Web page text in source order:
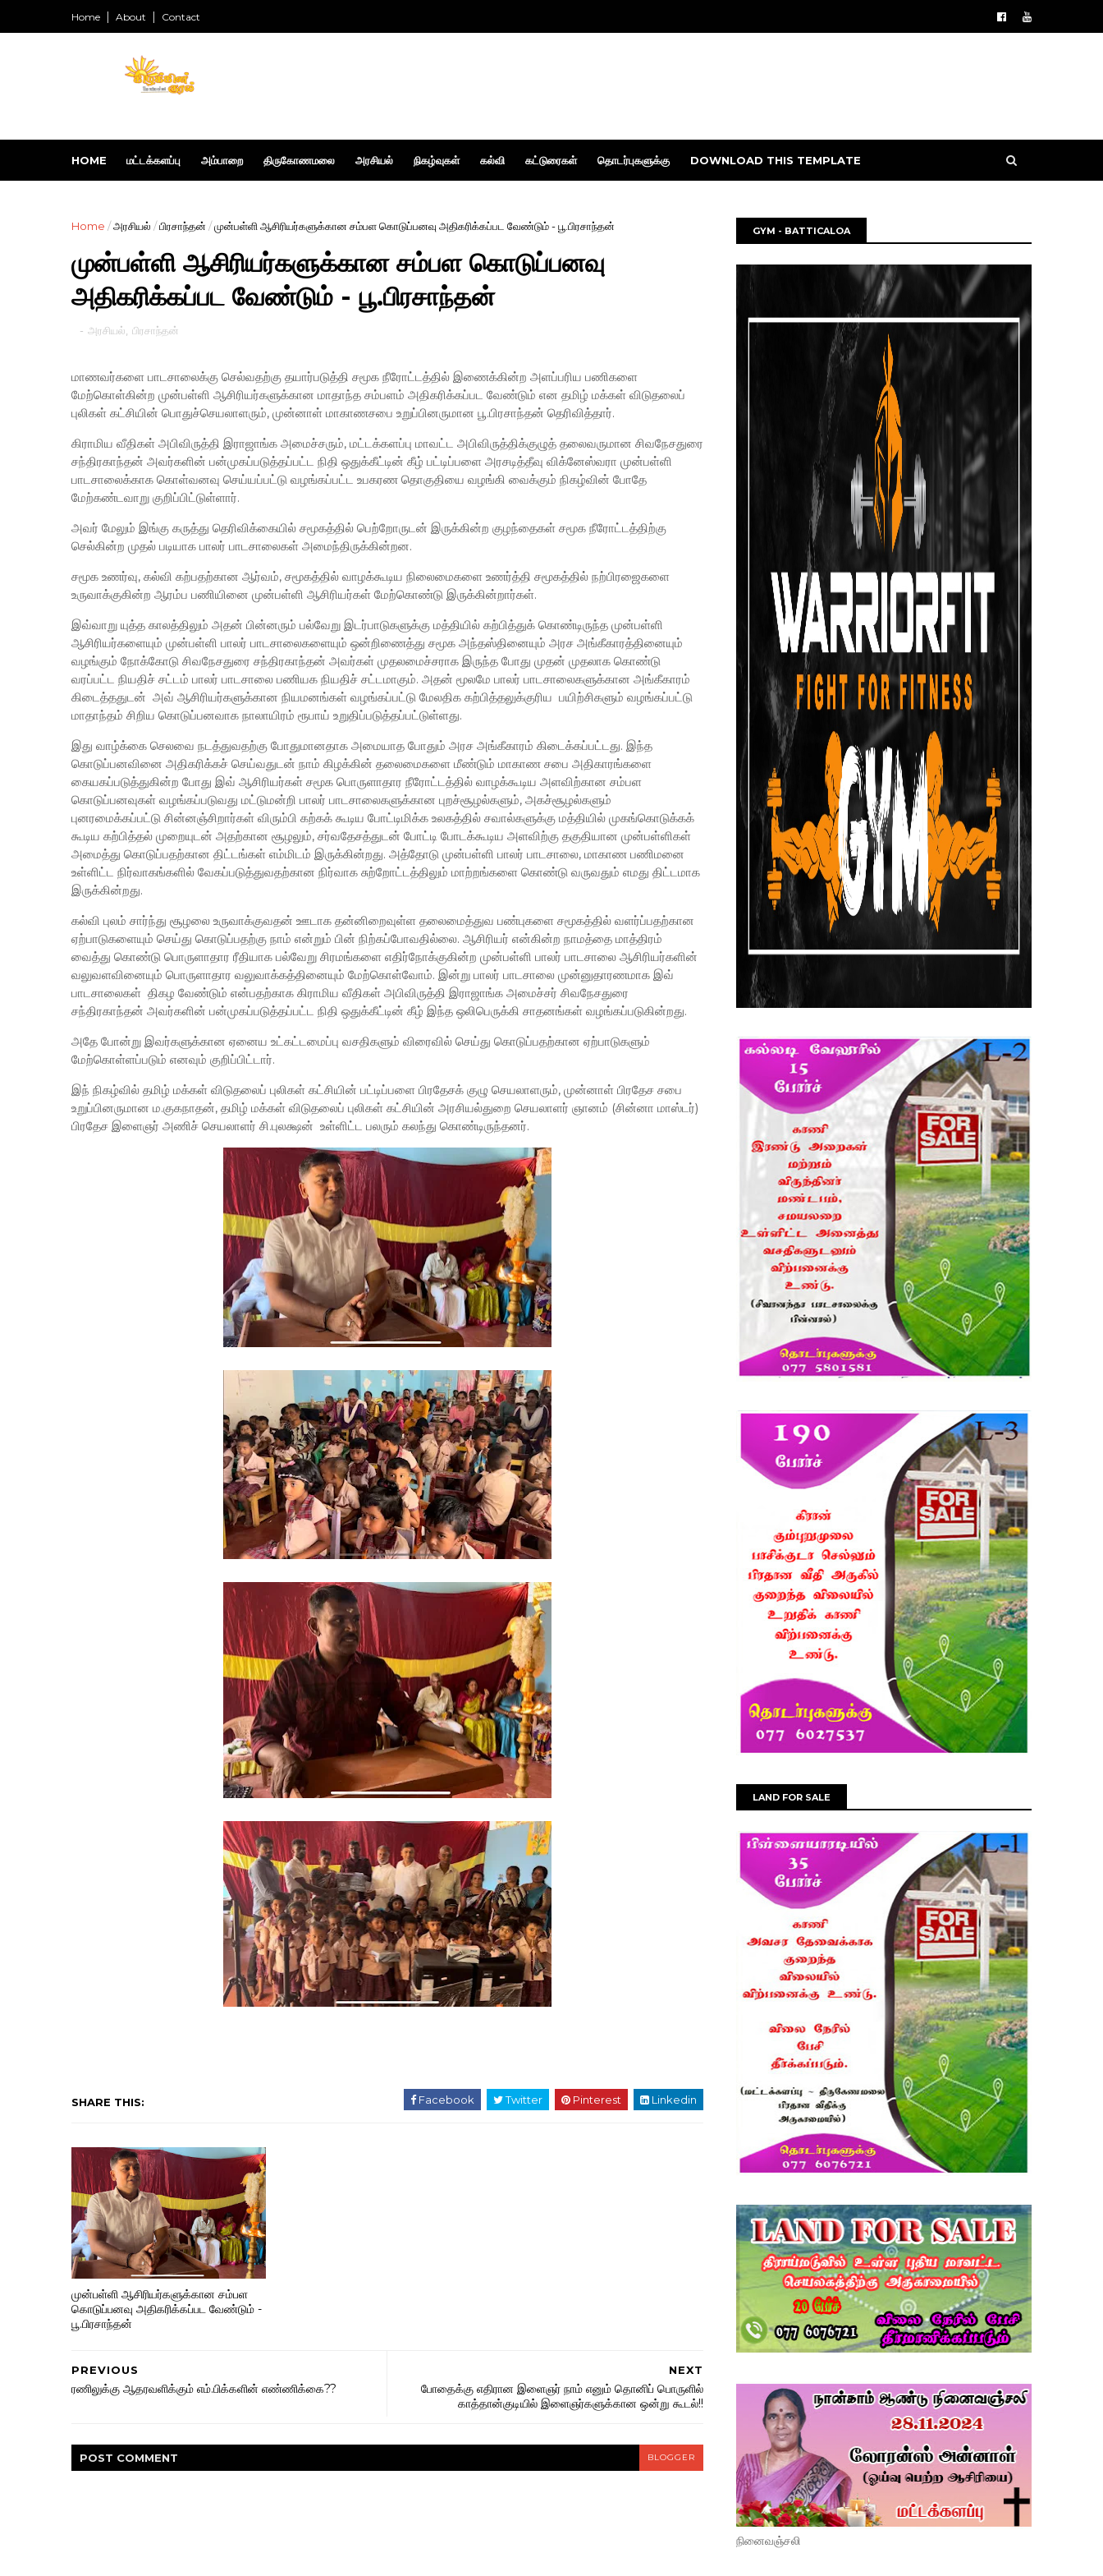
Home About Contact
HOME மட்டக்களப்பு அம்பாறை திருகோணமலை அரசியல் நிகழ்வுகள் கல்வி கட்டுரைகள் தொடர்புகளுக்கு DOWNLOAD THIS TEMPLATE
Home /அரசியல் /பிரசாந்தன் /முன்பள்ளி ஆசிரியர்களுக்கான சம்பள கொடுப்பனவு அதிகரிக்கப்பட வேண்டும் - பூ.பிரசாந்தன்
முன்பள்ளி ஆசிரியர்களுக்கான சம்பள கொடுப்பனவு
அதிகரிக்கப்பட வேண்டும் - பூ.பிரசாந்தன்
- அரசியல் பிரசாந்தன்
மாணவர்களை பாடசாலைக்கு செல்வதற்கு தயார்படுத்தி சமூக நீரோட்டத்தில் இணைக்கின்ற அளப்பரிய பணிகளை
மேற்கொள்கின்ற முன்பள்ளி ஆசிரியர்களுக்கான மாதாந்த சம்பளம் அதிகரிக்கப்பட வேண்டும் என தமிழ் மக்கள் விடுதலைப்
புலிகள் கட்சியின் பொதுச்செயலாளரும், முன்னாள் மாகாணசபை உறுப்பினருமான பூ.பிரசாந்தன் தெரிவித்தார்.
கிராமிய வீதிகள் அபிவிருத்தி இராஜாங்க அமைச்சரும், மட்டக்களப்பு மாவட்ட அபிவிருத்திக்குழுத் தலைவருமான சிவநேசதுரை
சந்திரகாந்தன் அவர்களின் பன்முகப்படுத்தப்பட்ட நிதி ஒதுக்கீட்டின் கீழ் பட்டிப்பளை அரசடித்தீவு விக்னேஸ்வரா முன்பள்ளி
பாடசாலைக்காக கொள்வனவு செய்யப்பட்டு வழங்கப்பட்ட உபகரண தொகுதியை வழங்கி வைக்கும் நிகழ்வின் போதே
மேற்கண்டவாறு குறிப்பிட்டுள்ளார்.
அவர் மேலும் இங்கு கருத்து தெரிவிக்கையில் சமூகத்தில் பெற்றோருடன் இருக்கின்ற குழந்தைகள் சமூக நீரோட்டத்திற்கு
செல்கின்ற முதல் படியாக பாலர் பாடசாலைகள் அமைந்திருக்கின்றன.
சமூக உணர்வு, கல்வி கற்பதற்கான ஆர்வம், சமூகத்தில் வாழக்கூடிய நிலைமைகளை உணர்த்தி சமூகத்தில் நற்பிரஜைகளை
உருவாக்குகின்ற ஆரம்ப பணியினை முன்பள்ளி ஆசிரியர்கள் மேற்கொண்டு இருக்கின்றார்கள்.
இவ்வாறு யுத்த காலத்திலும் அதன் பின்னரும் பல்வேறு இடர்பாடுகளுக்கு மத்தியில் கற்பித்துக் கொண்டிருந்த முன்பள்ளி
ஆசிரியர்களையும் முன்பள்ளி பாலர் பாடசாலைகளையும் ஒன்றிணைத்து சமூக அந்தஸ்தினையும் அரச அங்கீகாரத்தினையும்
வழங்கும் நோக்கோடு சிவநேசதுரை சந்திரகாந்தன் அவர்கள் முதலமைச்சராக இருந்த போது முதன் முதலாக கொண்டு
வரப்பட்ட நியதிச் சட்டம் பாலர் பாடசாலை பணியக நியதிச் சட்டமாகும். அதன் மூலமே பாலர் பாடசாலைகளுக்கான அங்கீகாரம்
கிடைத்ததுடன் அவ் ஆசிரியர்களுக்கான நியமனங்கள் வழங்கப்பட்டு மேலதிக கற்பித்தலுக்குரிய பயிற்சிகளும் வழங்கப்பட்டு
மாதாந்தம் சிறிய கொடுப்பனவாக நாலாயிரம் ரூபாய் உறுதிப்படுத்தப்பட்டுள்ளது.
இது வாழ்க்கை செலவை நடத்துவதற்கு போதுமானதாக அமையாத போதும் அரச அங்கீகாரம் கிடைக்கப்பட்டது. இந்த
கொடுப்பனவினை அதிகரிக்கச் செய்வதுடன் நாம் கிழக்கின் தலைமைகளை மீண்டும் மாகாண சபை அதிகாரங்களை
கையகப்படுத்துகின்ற போது இவ் ஆசிரியர்கள் சமூக பொருளாதார நீரோட்டத்தில் வாழக்கூடிய அளவிற்கான சம்பள
கொடுப்பனவுகள் வழங்கப்படுவது மட்டுமன்றி பாலர் பாடசாலைகளுக்கான புறச்சூழல்களும், அகச்சூழல்களும்
புனரமைக்கப்பட்டு சின்னஞ்சிறார்கள் விரும்பி கற்கக் கூடிய போட்டிமிக்க உலகத்தில் சவால்களுக்கு மத்தியில் முகங்கொடுக்கக்
கூடிய கற்பித்தல் முறையுடன் அதற்கான சூழலும், சர்வதேசத்துடன் போட்டி போடக்கூடிய அளவிற்கு தகுதியான முன்பள்ளிகள்
அமைத்து கொடுப்பதற்கான திட்டங்கள் எம்மிடம் இருக்கின்றது. அத்தோடு முன்பள்ளி பாலர் பாடசாலை, மாகாண பணிமனை
உள்ளிட்ட நிர்வாகங்களில் வேகப்படுத்துவதற்கான நிர்வாக சுற்றோட்டத்திலும் மாற்றங்களை கொண்டு வருவதும் எமது திட்டமாக
இருக்கின்றது.
கல்வி புலம் சார்ந்து சூழலை உருவாக்குவதன் ஊடாக தன்னிறைவுள்ள தலைமைத்துவ பண்புகளை சமூகத்தில் வளர்ப்பதற்கான
ஏற்பாடுகளையும் செய்து கொடுப்பதற்கு நாம் என்றும் பின் நிற்கப்போவதில்லை. ஆசிரியர் என்கின்ற நாமத்தை மாத்திரம்
வைத்து கொண்டு பொருளாதார ரீதியாக பல்வேறு சிரமங்களை எதிர்நோக்குகின்ற முன்பள்ளி பாலர் பாடசாலை ஆசிரியர்களின்
வலுவளவினையும் பொருளாதார வலுவாக்கத்தினையும் மேற்கொள்வோம். இன்று பாலர் பாடசாலை முன்னுதாரணமாக இவ்
பாடசாலைகள் திகழ வேண்டும் என்பதற்காக கிராமிய வீதிகள் அபிவிருத்தி இராஜாங்க அமைச்சர் சிவநேசதுரை
சந்திரகாந்தன் அவர்களின் பன்முகப்படுத்தப்பட்ட நிதி ஒதுக்கீட்டின் கீழ் இந்த ஒலிபெருக்கி சாதனங்கள் வழங்கப்படுகின்றது.
அதே போன்று இவர்களுக்கான ஏனைய உட்கட்டமைப்பு வசதிகளும் விரைவில் செய்து கொடுப்பதற்கான ஏற்பாடுகளும்
மேற்கொள்ளப்படும் எனவும் குறிப்பிட்டார்.
இந் நிகழ்வில் தமிழ் மக்கள் விடுதலைப் புலிகள் கட்சியின் பட்டிப்பளை பிரதேசக் குழு செயலாளரும், முன்னாள் பிரதேச சபை
உறுப்பினருமான ம.குகநாதன், தமிழ் மக்கள் விடுதலைப் புலிகள் கட்சியின் அரசியல்துறை செயலாளர் ஞானம் (சின்னா மாஸ்டர்)
பிரதேச இளைஞர் அணிச் செயலாளர் சி.புலக்ஷன் உள்ளிட்ட பலரும் கலந்து கொண்டிருந்தனர்.
SHARE THIS: Facebook Twitter Pinterest Linkedin
முன்பள்ளி ஆசிரியர்களுக்கான சம்பள
கொடுப்பனவு அதிகரிக்கப்பட வேண்டும் -
பூ.பிரசாந்தன்
NEXT
போதைக்கு எதிரான இளைஞர் நாம் எனும் தொனிப் பொருளில்
காத்தான்குடியில் இளைஞர்களுக்கான ஒன்று கூடல்!!
PREVIOUS
ரணிலுக்கு ஆதரவளிக்கும் எம்.பிக்களின் எண்ணிக்கை??
POST COMMENT BLOGGER
GYM - BATTICALOA
LAND FOR SALE
நினைவஞ்சலி